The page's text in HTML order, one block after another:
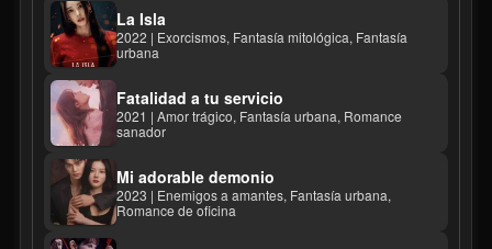
La Isla
2022 | Exorcismos, Fantasía mitológica, Fantasía
urbana
Fatalidad a tu servicio
2021 | Amor trágico, Fantasía urbana, Romance
sanador
Mi adorable demonio
2023 | Enemigos a amantes, Fantasía urbana,
Romance de oficina